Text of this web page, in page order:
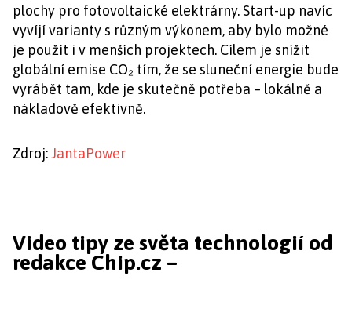
plochy pro fotovoltaické elektrárny. Start-up navíc
vyvíjí varianty s různým výkonem, aby bylo možné
je použít i v menších projektech. Cílem je snížit
globální emise CO₂ tím, že se sluneční energie bude
vyrábět tam, kde je skutečně potřeba – lokálně a
nákladově efektivně.
Zdroj:JantaPower
Video tipy ze světa technologií od
redakce Chip.cz –